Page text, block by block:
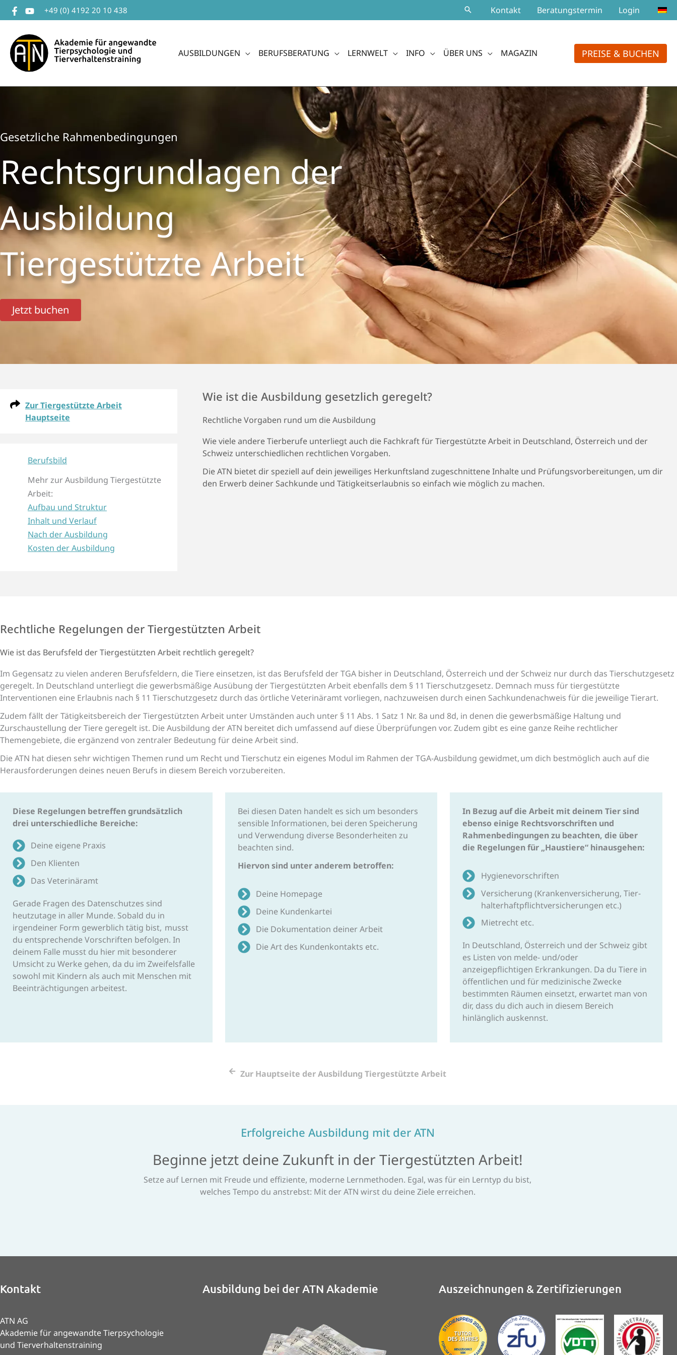
Zum
Inhalt
+49 (0) 4192 20 10 438 Kontakt Beratungstermin Login
AUSBILDUNGEN BERUFSBERATUNG LERNWELT INFO ÜBER UNS MAGAZIN PREISE & BUCHEN
Gesetzliche Rahmenbedingungen
Rechts­­grund­­lagen der
Aus­bildung
Tier­ge­stützte Arbeit
Jetzt buchen
Zur Tiergestützte Arbeit
Hauptseite
Berufsbild
Mehr zur Ausbildung Tiergestützte
Arbeit:
Aufbau und Struktur
Inhalt und Verlauf
Nach der Ausbildung
Kosten der Ausbildung
Wie ist die Ausbildung gesetzlich geregelt?
Rechtliche Vorgaben rund um die Ausbildung
Wie viele andere Tierberufe unterliegt auch die Fachkraft für Tiergestützte Arbeit in Deutschland, Österreich und der
Schweiz unterschiedlichen rechtlichen Vorgaben.
Die ATN bietet dir speziell auf dein jeweiliges Herkunftsland zugeschnittene Inhalte und Prüfungsvorbereitungen, um dir
den Erwerb deiner Sachkunde und Tätigkeitserlaubnis so einfach wie möglich zu machen.
Rechtliche Regelungen der Tiergestützten Arbeit
Wie ist das Berufsfeld der Tierge­stützten Arbeit rechtlich geregelt?
Im Gegensatz zu vielen anderen Berufsfeldern, die Tiere einsetzen, ist das Berufsfeld der TGA bisher in Deutschland, Österreich und der Schweiz nur durch das Tierschutzgesetz
geregelt. In Deutschland unterliegt die gewerbsmäßige Ausübung der Tiergestützten Arbeit ebenfalls dem § 11 Tierschutzgesetz. Demnach muss für tiergestützte
Interventionen eine Erlaubnis nach § 11 Tierschutzgesetz durch das örtliche Veterinäramt vorliegen, nachzuweisen durch einen Sachkundenachweis für die jeweilige Tierart.
Zudem fällt der Tätigkeitsbereich der Tiergestützten Arbeit unter Umständen auch unter § 11 Abs. 1 Satz 1 Nr. 8a und 8d, in denen die gewerbsmäßige Haltung und
Zurschaustellung der Tiere geregelt ist. Die Ausbildung der ATN bereitet dich umfassend auf diese Überprüfungen vor. Zudem gibt es eine ganze Reihe rechtlicher
Themengebiete, die ergänzend von zentraler Bedeutung für deine Arbeit sind.
Die ATN hat diesen sehr wichtigen Themen rund um Recht und Tierschutz ein eigenes Modul im Rahmen der TGA-Ausbildung gewidmet, um dich bestmöglich auch auf die
Herausforderungen deines neuen Berufs in diesem Bereich vorzubereiten.
Diese Regelungen betreffen grundsätzlich
drei unter­schiedliche Bereiche:
Deine eigene Praxis
Den Klienten
Das Veterinäramt
Gerade Fragen des Datenschutzes sind
heutzutage in aller Munde. Sobald du in
irgendeiner Form gewerblich tätig bist, musst
du entsprechende Vorschriften befolgen. In
deinem Falle musst du hier mit besonderer
Umsicht zu Werke gehen, da du im Zweifelsfalle
sowohl mit Kindern als auch mit Menschen mit
Beeinträchtigungen arbeitest.
Bei diesen Daten handelt es sich um besonders
sensible Informationen, bei deren Speicherung
und Verwendung diverse Besonderheiten zu
beachten sind.
Hiervon sind unter anderem betroffen:
Deine Homepage
Deine Kundenkartei
Die Dokumentation deiner Arbeit
Die Art des Kundenkontakts etc.
In Bezug auf die Arbeit mit deinem Tier sind
ebenso einige Rechts­vorschriften und
Rahmen­bedingungen zu beachten, die über
die Regelungen für „Haustiere“ hinausgehen:
Hygiene­vorschriften
Versicherung (Kranken­versicherung, Tier­
halter­haft­pflicht­versicherungen etc.)
Mietrecht etc.
In Deutschland, Österreich und der Schweiz gibt
es Listen von melde- und/oder
anzeigepflichtigen Erkrankungen. Da du Tiere in
öffentlichen und für medizinische Zwecke
bestimmten Räumen einsetzt, erwartet man von
dir, dass du dich auch in diesem Bereich
hinlänglich auskennst.
Zur Hauptseite der Ausbildung Tiergestützte Arbeit
Erfolgreiche Ausbildung mit der ATN
Beginne jetzt deine Zukunft in der Tiergestützten Arbeit!
Setze auf Lernen mit Freude und effiziente, moderne Lernmethoden. Egal, was für ein Lerntyp du bist,
welches Tempo du anstrebst: Mit der ATN wirst du deine Ziele erreichen.
Kontakt
ATN AG
Akademie für angewandte Tierpsychologie
und Tierverhaltenstraining
Ausbildung bei der ATN Akademie Auszeichnungen & Zertifizierungen